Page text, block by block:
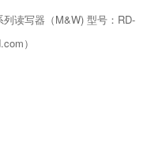
读写器（M&W) 型号：RD-
）